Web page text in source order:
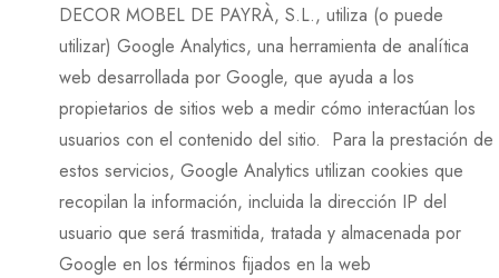
DECOR MOBEL DE PAYRÀ, S.L., utiliza (o puede
utilizar) Google Analytics, una herramienta de analítica
web desarrollada por Google, que ayuda a los
propietarios de sitios web a medir cómo interactúan los
usuarios con el contenido del sitio. Para la prestación de
estos servicios, Google Analytics utilizan cookies que
recopilan la información, incluida la dirección IP del
usuario que será trasmitida, tratada y almacenada por
Google en los términos fijados en la web